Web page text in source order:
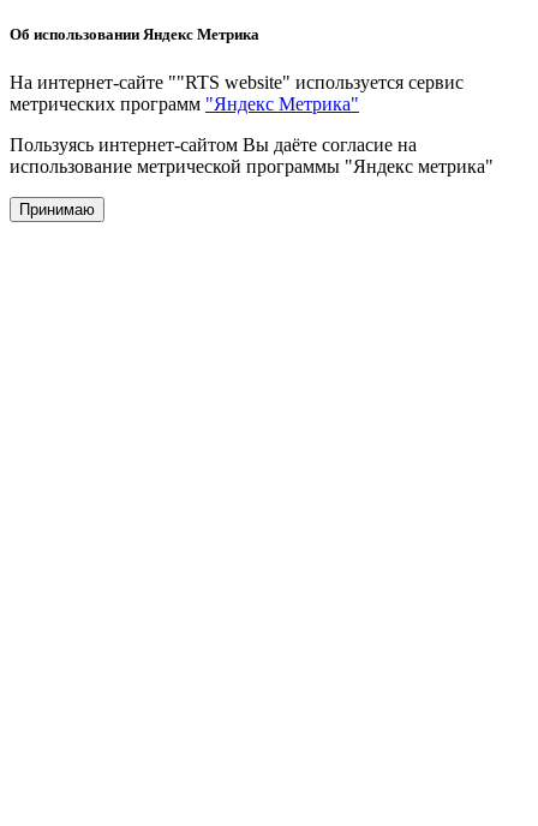
Об использовании Яндекс Метрика
На интернет-сайте ""RTS website" используется сервис
метрических программ "Яндекс Метрика"
Пользуясь интернет-сайтом Вы даёте согласие на
использование метрической программы "Яндекс метрика"
Принимаю